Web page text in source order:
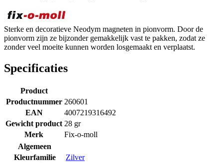
Sterke en decoratieve Neodym magneten in pionvorm. Door de
pionvorm zijn ze bijzonder gemakkelijk vast te pakken, zodat ze
zonder veel moeite kunnen worden losgemaakt en verplaatst.
Specificaties
Product
Productnummer 260601
EAN
4007219316492
Gewicht product 28 gr
Merk
Fix-o-moll
Algemeen
Kleurfamilie
Zilver